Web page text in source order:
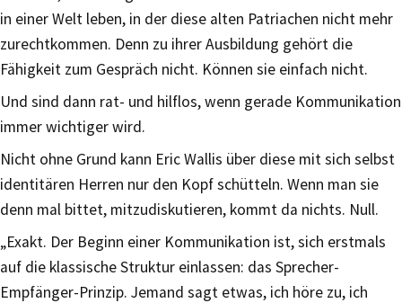
in einer Welt leben, in der diese alten Patriachen nicht mehr
zurechtkommen. Denn zu ihrer Ausbildung gehört die
Fähigkeit zum Gespräch nicht. Können sie einfach nicht.
Und sind dann rat- und hilflos, wenn gerade Kommunikation
immer wichtiger wird.
Nicht ohne Grund kann Eric Wallis über diese mit sich selbst
identitären Herren nur den Kopf schütteln. Wenn man sie
denn mal bittet, mitzudiskutieren, kommt da nichts. Null.
„Exakt. Der Beginn einer Kommunikation ist, sich erstmals
auf die klassische Struktur einlassen: das Sprecher-
Empfänger-Prinzip. Jemand sagt etwas, ich höre zu, ich